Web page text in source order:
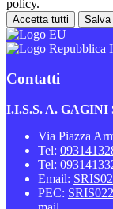
policy.
Accetta tutti Salva
Contatti
I.I.S.S. A. GAGINI
Via Piazza
Tel:
Tel:
Email:
PEC: